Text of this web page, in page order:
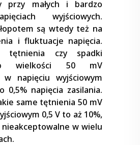
przy małych i bardzo
wyjściowych.
są wtedy też na
i fluktuacje napięcia.
tętnienia czy spadki
wielkości 50 mV
w napięciu wyjściowym
0,5% napięcia zasilania.
same tętnienia 50 mV
0,5 V to aż 10%,
w wielu